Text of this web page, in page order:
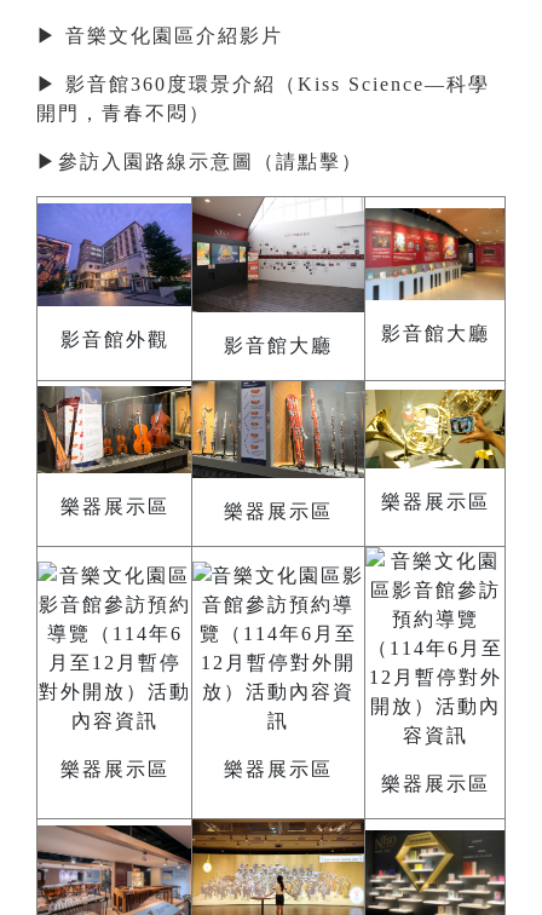
▶ 音樂文化園區介紹影片
▶ 影音館360度環景介紹（Kiss Science—科學
開門，青春不悶）
▶ 參訪入園路線示意圖（請點擊）
影音館外觀 影音館大廳
影音館大廳
樂器展示區 樂器展示區 樂器展示區
樂器展示區 樂器展示區
樂器展示區